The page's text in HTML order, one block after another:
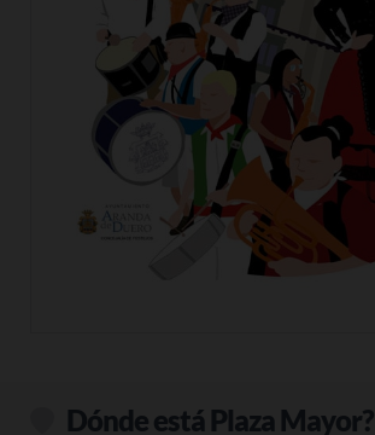
Dónde está Plaza Mayor?